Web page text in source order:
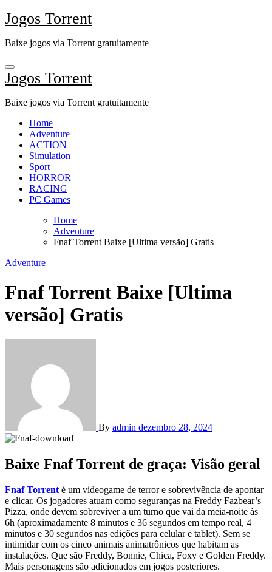
Skip
to
Jogos Torrent
Baixe jogos via Torrent gratuitamente
Jogos Torrent
Baixe jogos via Torrent gratuitamente
Home
Adventure
ACTION
Simulation
Sport
HORROR
RACING
PC Games
Home
Adventure
Fnaf Torrent Baixe [Ultima versão] Gratis
Adventure
Fnaf Torrent Baixe [Ultima
versão] Gratis
By admin dezembro 28, 2024
Baixe Fnaf Torrent de graça: Visão geral
Fnaf Torrent é um videogame de terror e sobrevivência de apontar
e clicar. Os jogadores atuam como seguranças na Freddy Fazbear’s
Pizza, onde devem sobreviver a um turno que vai da meia-noite às
6h (aproximadamente 8 minutos e 36 segundos em tempo real, 4
minutos e 30 segundos nas edições para celular e tablet). Sem se
intimidar com os cinco animais animatrônicos que habitam as
instalações. Que são Freddy, Bonnie, Chica, Foxy e Golden Freddy.
Mais personagens são adicionados em jogos posteriores.